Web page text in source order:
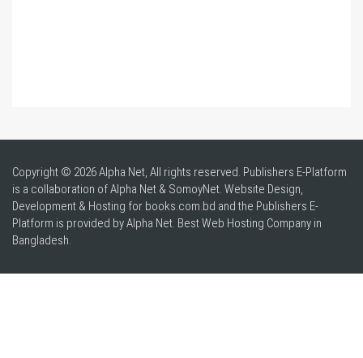
Copyright © 2026 Alpha Net, All rights reserved. Publishers E-Platform
is a collaboration of Alpha Net & SomoyNet. Website Design,
Development & Hosting for books.com.bd and the Publishers E-
Platform is provided by Alpha Net. BestWeb Hosting Company in
Bangladesh.